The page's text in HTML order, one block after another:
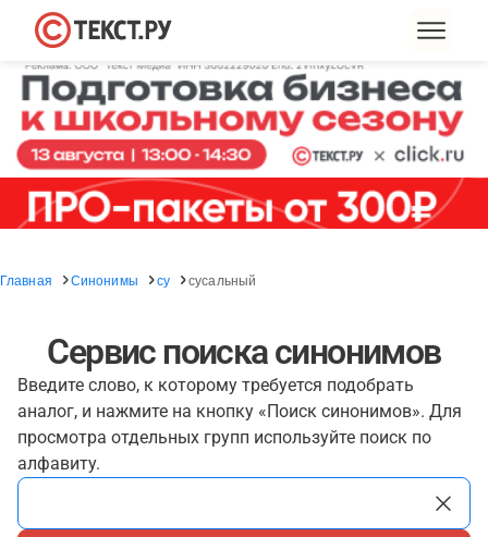
Главная Синонимы су сусальный
Сервис поиска синонимов
Введите слово, к которому требуется подобрать
аналог, и нажмите на кнопку «Поиск синонимов». Для
просмотра отдельных групп используйте поиск по
алфавиту.